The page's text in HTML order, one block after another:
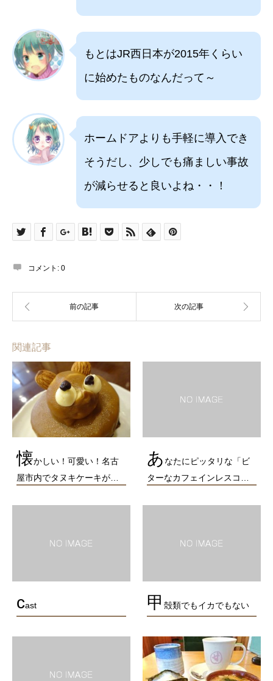
もとはJR西日本が2015年くらい
に始めたものなんだって～
ホームドアよりも手軽に導入でき
そうだし、少しでも痛ましい事故
が減らせると良いよね・・！
コメント: 0
関連記事
懐かしい！可愛い！名古
屋市内でタヌキケーキが…
あ なたにピッタリな「ビ
ターなカフェインレスコ…
cast 甲 殻類でもイカでもない